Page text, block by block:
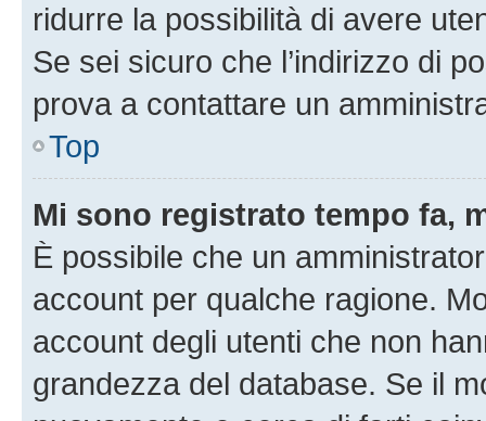
ridurre la possibilità di avere
Se sei sicuro che l’indirizzo di
prova a contattare un
Top
Mi sono registrato tempo fa,
È possibile che un
account per qualche ragione.
account degli utenti che non
grandezza del database. Se il